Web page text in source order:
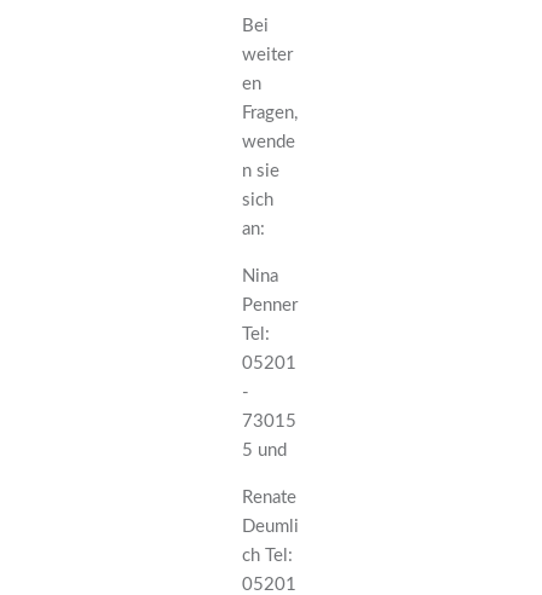
Bei
weiter
en
Fragen,
wende
n sie
sich
an:
Nina
Penner
Tel:
05201
-
73015
5 und
Renate
Deumli
ch Tel:
05201